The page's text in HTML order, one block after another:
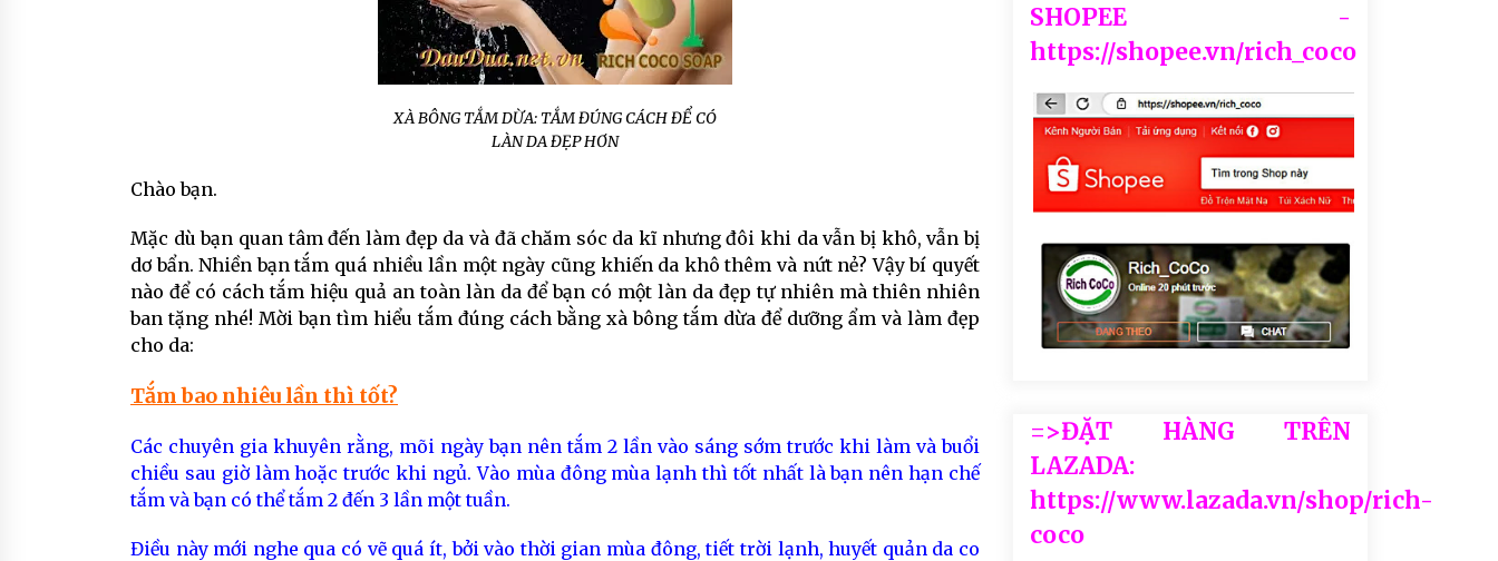
XÀ BÔNG TẮM DỪA: TẮM ĐÚNG CÁCH ĐỂ CÓ
LÀN DA ĐẸP HƠN
Chào bạn.
Mặc dù bạn quan tâm đến làm đẹp da và đã chăm sóc da kĩ nhưng đôi khi da vẫn bị khô, vẫn bị
dơ bẩn. Nhiền bạn tắm quá nhiều lần một ngày cũng khiến da khô thêm và nứt nẻ? Vậy bí quyết
nào để có cách tắm hiệu quả an toàn làn da để bạn có một làn da đẹp tự nhiên mà thiên nhiên
ban tặng nhé! Mời bạn tìm hiểu tắm đúng cách bằng xà bông tắm dừa để dưỡng ẩm và làm đẹp
cho da:
Tắm bao nhiêu lần thì tốt?
Các chuyên gia khuyên rằng, mõi ngày bạn nên tắm 2 lần vào sáng sớm trước khi làm và buổi
chiều sau giờ làm hoặc trước khi ngủ. Vào mùa đông mùa lạnh thì tốt nhất là bạn nên hạn chế
tắm và bạn có thể tắm 2 đến 3 lần một tuần.
Điều này mới nghe qua có vẽ quá ít, bởi vào thời gian mùa đông, tiết trời lạnh, huyết quản da co
SHOPEE -
https://shopee.vn/rich_coco
=>ĐẶT HÀNG TRÊN
LAZADA:
https://www.lazada.vn/shop/rich-
coco